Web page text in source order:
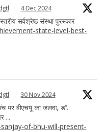
· 4 Dec 2024
सर्वश्रेष्ठ संस्था पुरस्कार
state-level-best-
· 30 Nov 2024
पर बीएचयू का जलवा, डॉ.
...
of-bhu-will-present-